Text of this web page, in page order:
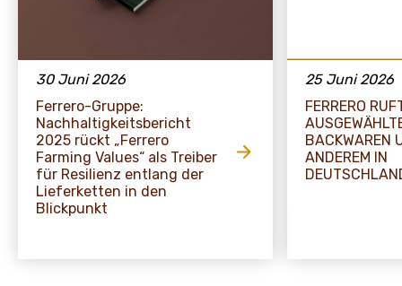
30 Juni 2026
Ferrero-Gruppe:
Nachhaltigkeitsbericht
2025 rückt „Ferrero
Farming Values“ als Treiber
für Resilienz entlang der
Lieferketten in den
Blickpunkt
25 Juni 2026
FERRERO
BACKWAREN
ANDEREM IN